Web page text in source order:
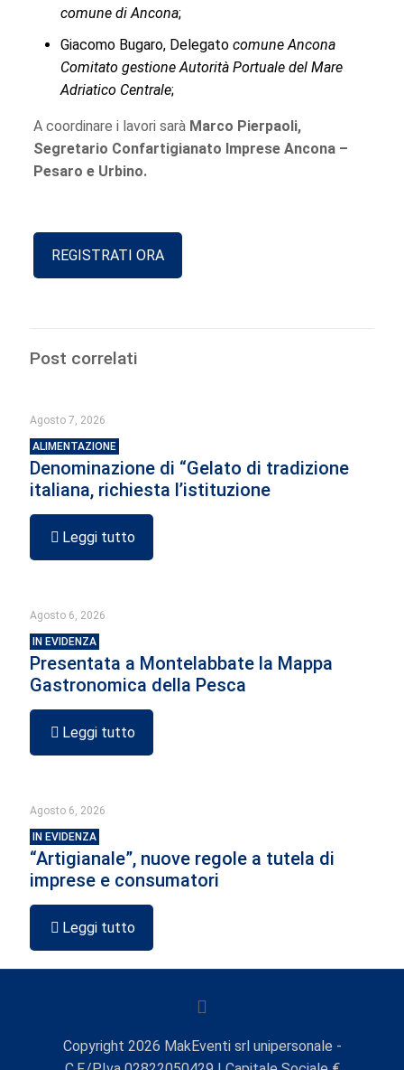
comune di Ancona;
Giacomo Bugaro, Delegato comune Ancona
Comitato gestione Autorità Portuale del Mare
Adriatico Centrale;
A coordinare i lavori sarà Marco Pierpaoli,
Segretario Confartigianato Imprese Ancona –
Pesaro e Urbino.
REGISTRATI ORA
Post correlati
Agosto 7, 2026
ALIMENTAZIONE
Denominazione di “Gelato di tradizione
italiana, richiesta l’istituzione
Leggi tutto
Agosto 6, 2026
IN EVIDENZA
Presentata a Montelabbate la Mappa
Gastronomica della Pesca
Leggi tutto
Agosto 6, 2026
IN EVIDENZA
“Artigianale”, nuove regole a tutela di
imprese e consumatori
Leggi tutto
Copyright 2026 MakEventi srl unipersonale -